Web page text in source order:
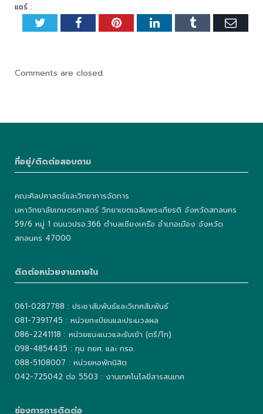
แชร์ :
TwitterFacebookPinterestLinkedInTumblr
Comments are closed.
ที่อยู่/ติดต่อสอบถาม
คณะศิลปศาสตร์และวิทยาการจัดการ
มหาวิทยาลัยเกษตรศาสตร์ วิทยาเขตเฉลิมพระเกียรติ จังหวัดสกลนคร
59/6 หมู่ 1 ถนนวปรอ.366 ตำบลเชียงเครือ อำเภอเมือง จังหวัด
สกลนคร 47000
ติดต่อหน่วยงานภายใน
061-0287788 : ประชาสัมพันธ์และวิเทศสัมพันธ์
081-7391745 : หน่วยทะเบียนและประมวลผล
086-2241118 : หน่วยแนะแนวและรับเข้า (ตรี/โท)
098-4854435 : ทุน กยศ. และ กรอ.
088-5108007 : หน่วยหอพักนิสิต
042-725042 ต่อ 5503 : งานเทคโนโลยีสารสนเทศ
ช่องการการติดต่อ